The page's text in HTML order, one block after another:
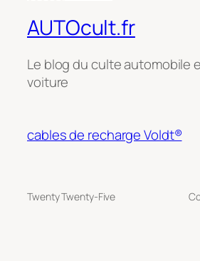
AUTOcult.fr
Le blog du culte automobile
voiture
cables de recharge Voldt®
Twenty Twenty-Five